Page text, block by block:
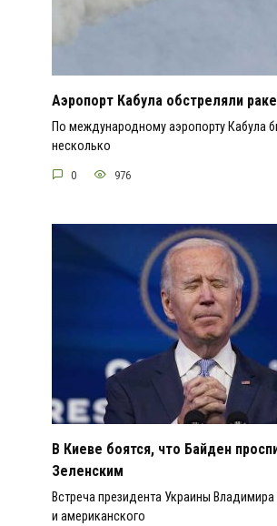
Аэропорт Кабула обстреляли
По международному аэропорту Кабула
несколько
0 976
В Киеве боятся, что Байден
Зеленским
Встреча президента Украины Владимира
и американского